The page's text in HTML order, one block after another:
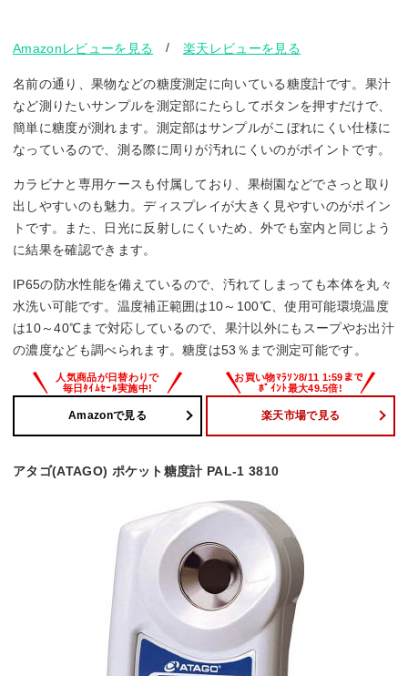
Amazonレビューを見る /楽天レビューを見る
名前の通り、果物などの糖度測定に向いている糖度計です。果汁
など測りたいサンプルを測定部にたらしてボタンを押すだけで、
簡単に糖度が測れます。測定部はサンプルがこぼれにくい仕様に
なっているので、測る際に周りが汚れにくいのがポイントです。
カラビナと専用ケースも付属しており、果樹園などでさっと取り
出しやすいのも魅力。ディスプレイが大きく見やすいのがポイン
トです。また、日光に反射しにくいため、外でも室内と同じよう
に結果を確認できます。
IP65の防水性能を備えているので、汚れてしまっても本体を丸々
水洗い可能です。温度補正範囲は10～100℃、使用可能環境温度
は10～40℃まで対応しているので、果汁以外にもスープやお出汁
の濃度なども調べられます。糖度は53％まで測定可能です。
Amazonで見る 楽天市場で見る
アタゴ(ATAGO) ポケット糖度計 PAL-1 3810